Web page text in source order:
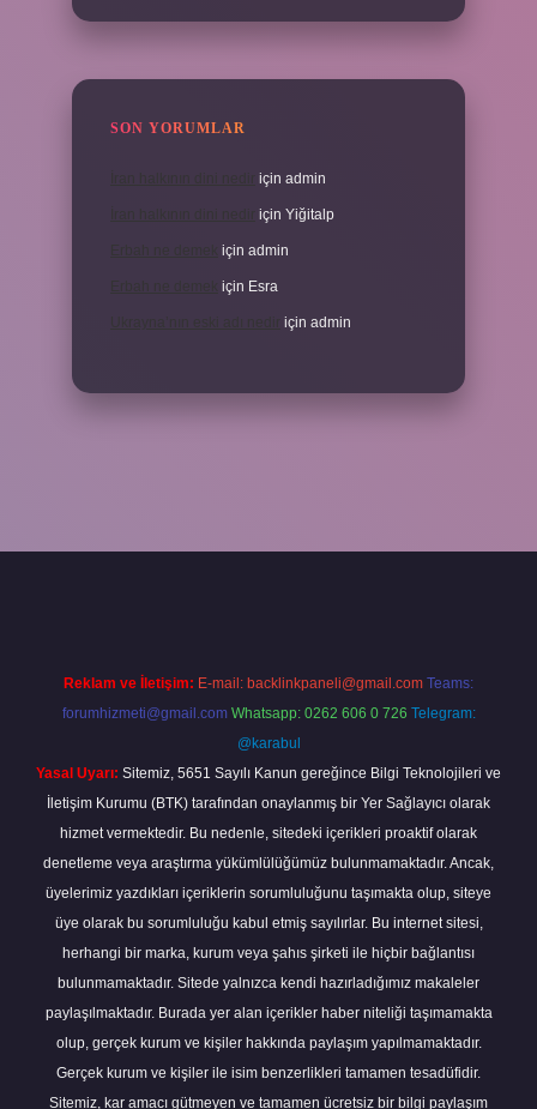
SON YORUMLAR
için admin
için Yiğitalp
için admin
için Esra
için admin
Reklam ve İletişim: E-mail: backlinkpaneli@gmail.com Teams:
forumhizmeti@gmail.com Whatsapp: 0262 606 0 726 Telegram:
@karabul
Yasal Uyarı: Sitemiz, 5651 Sayılı Kanun gereğince Bilgi Teknolojileri ve
İletişim Kurumu (BTK) tarafından onaylanmış bir Yer Sağlayıcı olarak
hizmet vermektedir. Bu nedenle, sitedeki içerikleri proaktif olarak
denetleme veya araştırma yükümlülüğümüz bulunmamaktadır. Ancak,
üyelerimiz yazdıkları içeriklerin sorumluluğunu taşımakta olup, siteye
üye olarak bu sorumluluğu kabul etmiş sayılırlar. Bu internet sitesi,
herhangi bir marka, kurum veya şahıs şirketi ile hiçbir bağlantısı
bulunmamaktadır. Sitede yalnızca kendi hazırladığımız makaleler
paylaşılmaktadır. Burada yer alan içerikler haber niteliği taşımamakta
olup, gerçek kurum ve kişiler hakkında paylaşım yapılmamaktadır.
Gerçek kurum ve kişiler ile isim benzerlikleri tamamen tesadüfidir.
Sitemiz, kar amacı gütmeyen ve tamamen ücretsiz bir bilgi paylaşım